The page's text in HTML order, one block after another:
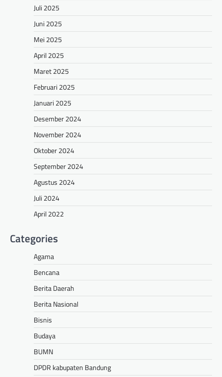
Juli 2025
Juni 2025
Mei 2025
April 2025
Maret 2025
Februari 2025
Januari 2025
Desember 2024
November 2024
Oktober 2024
September 2024
Agustus 2024
Juli 2024
April 2022
Categories
Agama
Bencana
Berita Daerah
Berita Nasional
Bisnis
Budaya
BUMN
DPDR kabupaten Bandung